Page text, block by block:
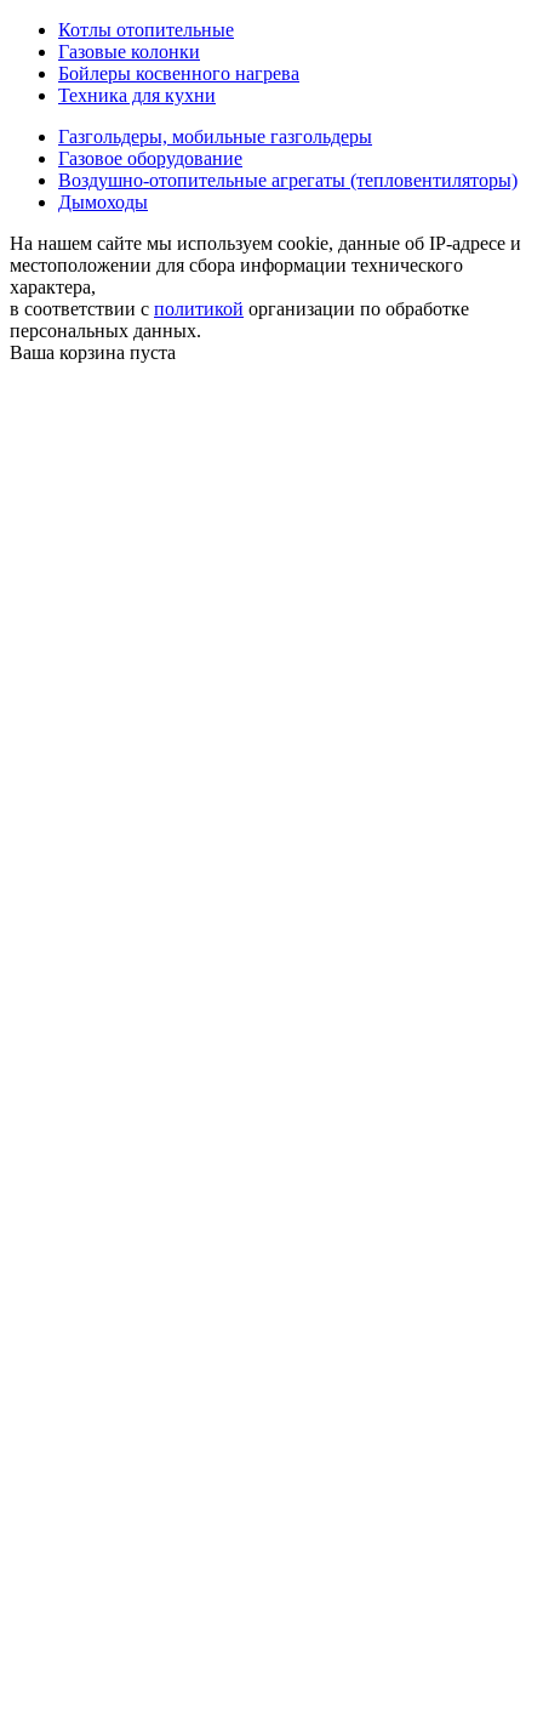
Котлы отопительные
Газовые колонки
Бойлеры косвенного нагрева
Техника для кухни
Газгольдеры, мобильные газгольдеры
Газовое оборудование
Воздушно-отопительные агрегаты (тепловентиляторы)
Дымоходы
На нашем сайте мы используем cookie, данные об IP-адресе и
местоположении для сбора информации технического
характера,
в соответствии с политикой организации по обработке
персональных данных.
Ваша корзина пуста